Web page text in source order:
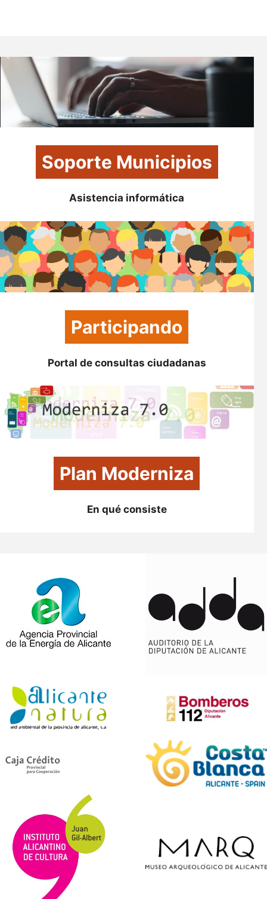
Soporte Municipios
Asistencia informática
Participando
Portal de consultas ciudadanas
Plan Moderniza
En qué consiste